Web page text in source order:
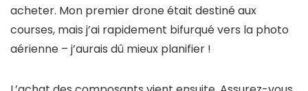
acheter. Mon premier drone était destiné aux
courses, mais j’ai rapidement bifurqué vers la photo
aérienne – j’aurais dû mieux planifier !